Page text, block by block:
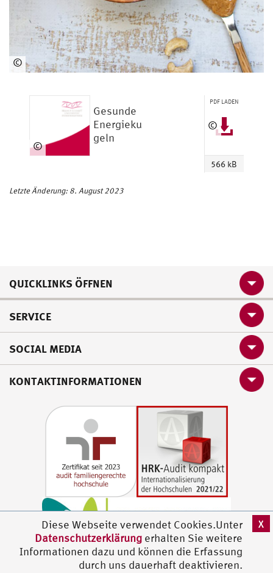
Diese Webseite verwendet Cookies.Unter
Datenschutzerklärung erhalten Sie weitere
Informationen dazu und können die Erfassung
durch uns dauerhaft deaktivieren.
X
©
www.unsplash.com
©
ww
un
Gesunde
Energieku
geln
PDF LADEN
©
ww
w.
un
566 kB
Letzte Änderung: 8. August 2023
QUICKLINKS ÖFFNEN
SERVICE
SOCIAL MEDIA
KONTAKTINFORMATIONEN